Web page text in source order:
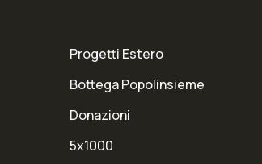
Progetti Estero
Bottega Popolinsieme
Donazioni
5x1000